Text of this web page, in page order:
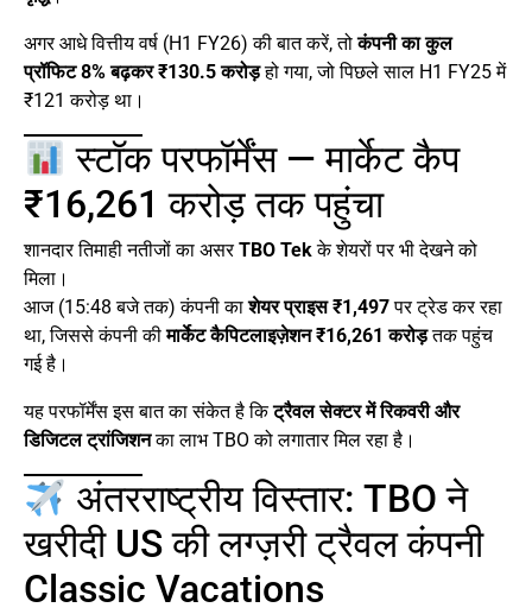
अगर आधे वित्तीय वर्ष (H1 FY26) की बात करें, तोकंपनी का कुल
प्रॉफिट 8% बढ़कर ₹130.5 करोड़हो गया, जो पिछले साल H1 FY25 में
₹121 करोड़ था।
स्टॉक परफॉर्मेंस — मार्केट कैप
₹16,261 करोड़ तक पहुंचा
शानदार तिमाही नतीजों का असरTBO Tekके शेयरों पर भी देखने को
मिला।
आज (15:48 बजे तक) कंपनी काशेयर प्राइस ₹1,497पर ट्रेड कर रहा
था, जिससे कंपनी कीमार्केट कैपिटलाइज़ेशन ₹16,261 करोड़तक पहुंच
गई है।
यह परफॉर्मेंस इस बात का संकेत है किट्रैवल सेक्टर में रिकवरी और
डिजिटल ट्रांजिशनका लाभ TBO को लगातार मिल रहा है।
अंतरराष्ट्रीय विस्तार: TBO ने
खरीदी US की लग्ज़री ट्रैवल कंपनी
Classic Vacations